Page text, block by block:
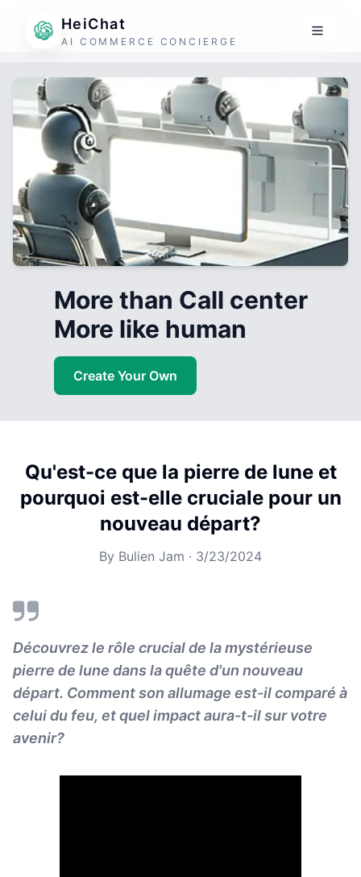
HeiChat
AI COMMERCE CONCIERGE
More than Call center
More like human
Create Your Own
Qu'est-ce que la pierre de lune et
pourquoi est-elle cruciale pour un
nouveau départ?
By Bulien Jam · 3/23/2024
Découvrez le rôle crucial de la mystérieuse
pierre de lune dans la quête d'un nouveau
départ. Comment son allumage est-il comparé à
celui du feu, et quel impact aura-t-il sur votre
avenir?